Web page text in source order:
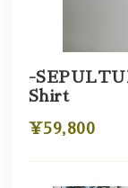
-
Shirt
¥59,800